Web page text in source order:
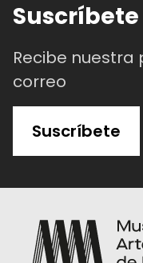
Recibe
correo
Suscríbete